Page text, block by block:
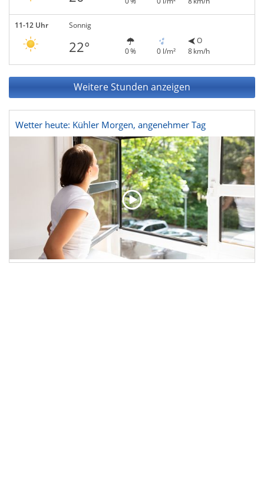
11-12 Uhr Sonnig
22° 0 % 0 l/m²
O
8 km/h
Weitere Stunden anzeigen
Wetter heute: Kühler Morgen, angenehmer Tag